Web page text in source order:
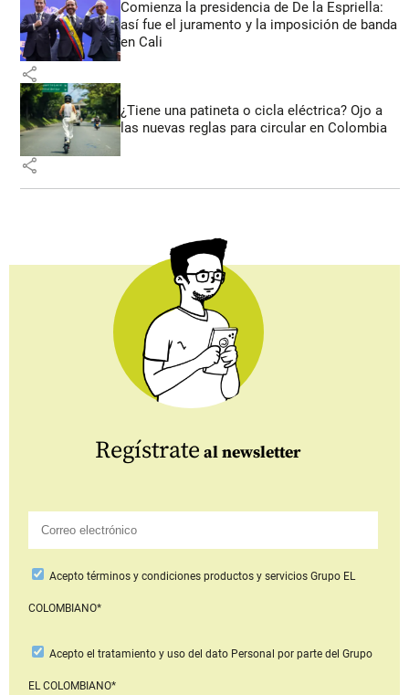
Comienza la presidencia de De la Espriella:
así fue el juramento y la imposición de banda
en Cali
share
¿Tiene una patineta o cicla eléctrica? Ojo a
las nuevas reglas para circular en Colombia
share
Regístrate al newsletter
Aceptotérminos y condiciones productos y serviciosGrupo EL
COLOMBIANO*
Acepto el tratamiento y uso del dato Personal por parte del Grupo
EL COLOMBIANO*